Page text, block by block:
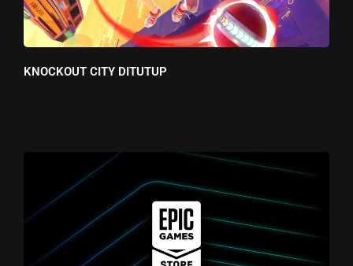
KNOCKOUT CITY DITUTUP